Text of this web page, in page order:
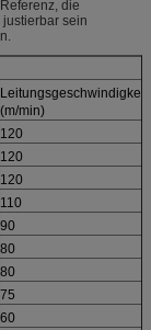
die
sein
Leitungsgeschwindigkeit
(m/min)
120
120
120
110
90
80
80
75
60